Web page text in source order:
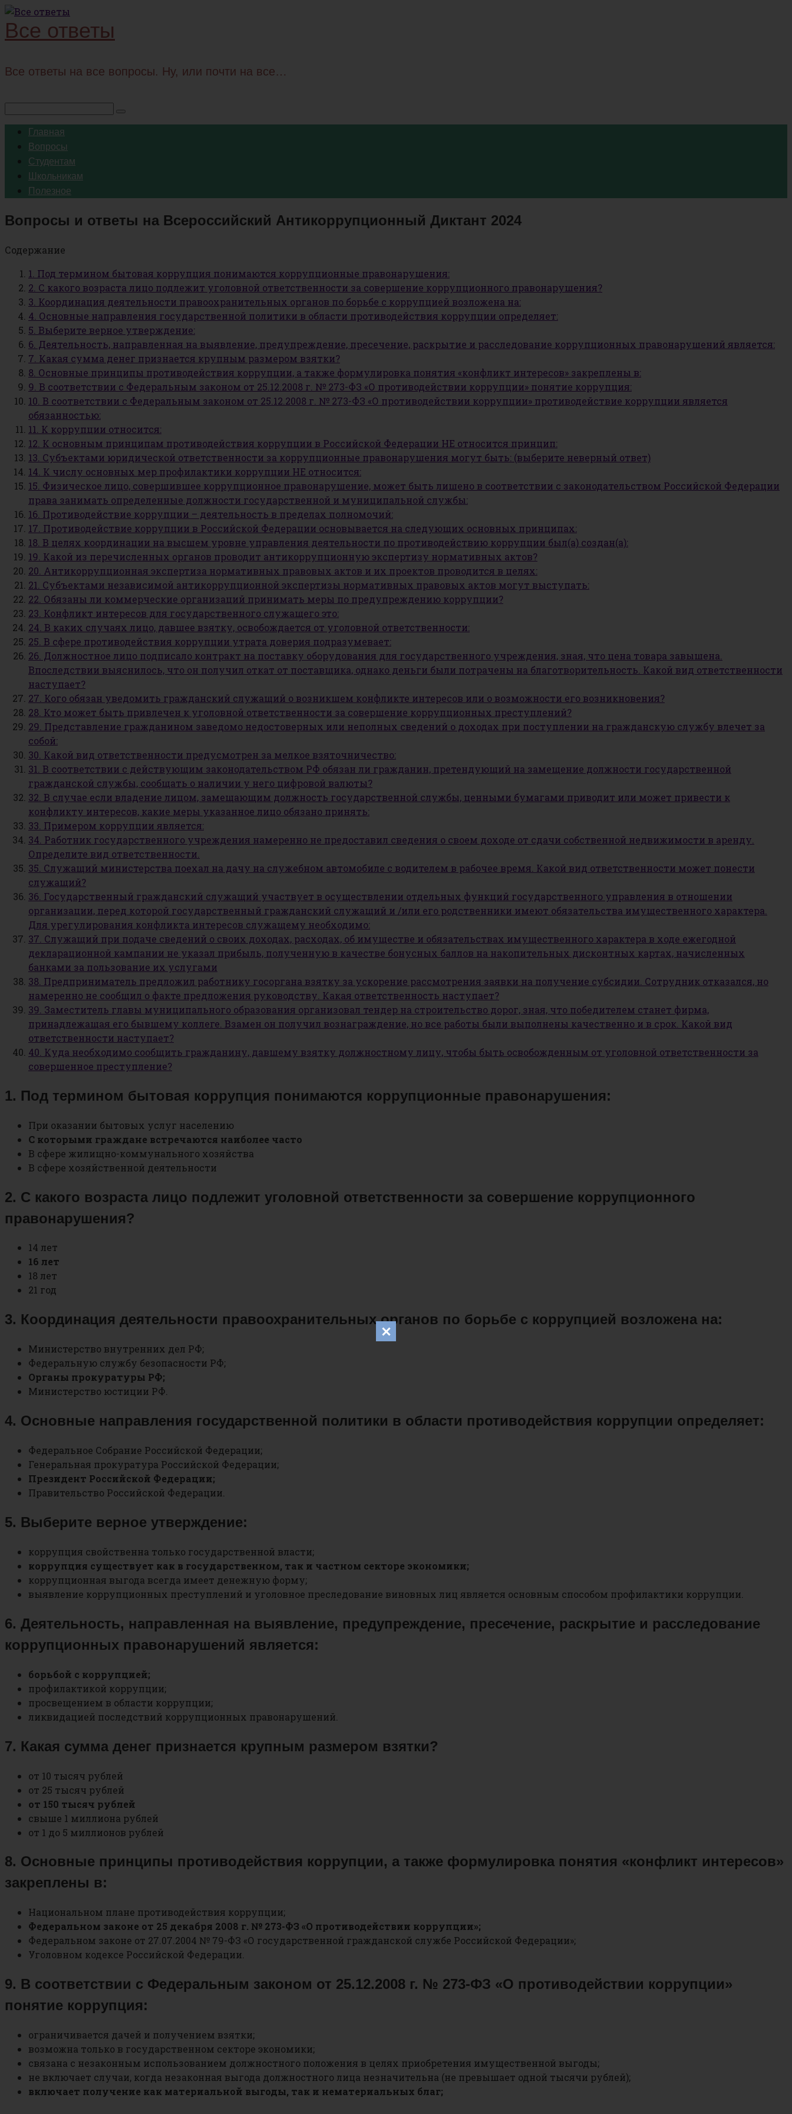
Перейти
к
контенту
Все ответы
Все ответы на все вопросы. Ну, или почти на все…
Поиск:
Главная
Вопросы
Студентам
Школьникам
Полезное
Вопросы и ответы на Всероссийский Антикоррупционный Диктант 2024
Содержание
1. Под термином бытовая коррупция понимаются коррупционные правонарушения:
2. С какого возраста лицо подлежит уголовной ответственности за совершение коррупционного правонарушения?
3. Координация деятельности правоохранительных органов по борьбе с коррупцией возложена на:
4. Основные направления государственной политики в области противодействия коррупции определяет:
5. Выберите верное утверждение:
6. Деятельность, направленная на выявление, предупреждение, пресечение, раскрытие и расследование коррупционных правонарушений является:
7. Какая сумма денег признается крупным размером взятки?
8. Основные принципы противодействия коррупции, а также формулировка понятия «конфликт интересов» закреплены в:
9. В соответствии с Федеральным законом от 25.12.2008 г. № 273-ФЗ «О противодействии коррупции» понятие коррупция:
10. В соответствии с Федеральным законом от 25.12.2008 г. № 273-ФЗ «О противодействии коррупции» противодействие коррупции является
обязанностью:
11. К коррупции относится:
12. К основным принципам противодействия коррупции в Российской Федерации НЕ относится принцип:
13. Субъектами юридической ответственности за коррупционные правонарушения могут быть: (выберите неверный ответ)
14. К числу основных мер профилактики коррупции НЕ относится:
15. Физическое лицо, совершившее коррупционное правонарушение, может быть лишено в соответствии с законодательством Российской Федерации
права занимать определенные должности государственной и муниципальной службы:
16. Противодействие коррупции – деятельность в пределах полномочий:
17. Противодействие коррупции в Российской Федерации основывается на следующих основных принципах:
18. В целях координации на высшем уровне управления деятельности по противодействию коррупции был(а) создан(а):
19. Какой из перечисленных органов проводит антикоррупционную экспертизу нормативных актов?
20. Антикоррупционная экспертиза нормативных правовых актов и их проектов проводится в целях:
21. Субъектами независимой антикоррупционной экспертизы нормативных правовых актов могут выступать:
22. Обязаны ли коммерческие организаций принимать меры по предупреждению коррупции?
23. Конфликт интересов для государственного служащего это:
24. В каких случаях лицо, давшее взятку, освобождается от уголовной ответственности:
25. В сфере противодействия коррупции утрата доверия подразумевает:
26. Должностное лицо подписало контракт на поставку оборудования для государственного учреждения, зная, что цена товара завышена.
Впоследствии выяснилось, что он получил откат от поставщика, однако деньги были потрачены на благотворительность. Какой вид ответственности
наступает?
27. Кого обязан уведомить гражданский служащий о возникшем конфликте интересов или о возможности его возникновения?
28. Кто может быть привлечен к уголовной ответственности за совершение коррупционных преступлений?
29. Представление гражданином заведомо недостоверных или неполных сведений о доходах при поступлении на гражданскую службу влечет за
собой:
30. Какой вид ответственности предусмотрен за мелкое взяточничество:
31. В соответствии с действующим законодательством РФ обязан ли гражданин, претендующий на замещение должности государственной
гражданской службы, сообщать о наличии у него цифровой валюты?
32. В случае если владение лицом, замещающим должность государственной службы, ценными бумагами приводит или может привести к
конфликту интересов, какие меры указанное лицо обязано принять:
33. Примером коррупции является:
34. Работник государственного учреждения намеренно не предоставил сведения о своем доходе от сдачи собственной недвижимости в аренду.
Определите вид ответственности.
35. Служащий министерства поехал на дачу на служебном автомобиле с водителем в рабочее время. Какой вид ответственности может понести
служащий?
36. Государственный гражданский служащий участвует в осуществлении отдельных функций государственного управления в отношении
организации, перед которой государственный гражданский служащий и /или его родственники имеют обязательства имущественного характера.
Для урегулирования конфликта интересов служащему необходимо:
37. Служащий при подаче сведений о своих доходах, расходах, об имуществе и обязательствах имущественного характера в ходе ежегодной
декларационной кампании не указал прибыль, полученную в качестве бонусных баллов на накопительных дисконтных картах, начисленных
банками за пользование их услугами
38. Предприниматель предложил работнику госоргана взятку за ускорение рассмотрения заявки на получение субсидии. Сотрудник отказался, но
намеренно не сообщил о факте предложения руководству. Какая ответственность наступает?
39. Заместитель главы муниципального образования организовал тендер на строительство дорог, зная, что победителем станет фирма,
принадлежащая его бывшему коллеге. Взамен он получил вознаграждение, но все работы были выполнены качественно и в срок. Какой вид
ответственности наступает?
40. Куда необходимо сообщить гражданину, давшему взятку должностному лицу, чтобы быть освобожденным от уголовной ответственности за
совершенное преступление?
1. Под термином бытовая коррупция понимаются коррупционные правонарушения:
При оказании бытовых услуг населению
С которыми граждане встречаются наиболее часто
В сфере жилищно-коммунального хозяйства
В сфере хозяйственной деятельности
2. С какого возраста лицо подлежит уголовной ответственности за совершение коррупционного
правонарушения?
14 лет
16 лет
18 лет
21 год
3. Координация деятельности правоохранительных органов по борьбе с коррупцией возложена на:
Министерство внутренних дел РФ;
Федеральную службу безопасности РФ;
Органы прокуратуры РФ;
Министерство юстиции РФ.
4. Основные направления государственной политики в области противодействия коррупции определяет:
Федеральное Собрание Российской Федерации;
Генеральная прокуратура Российской Федерации;
Президент Российской Федерации;
Правительство Российской Федерации.
5. Выберите верное утверждение:
коррупция свойственна только государственной власти;
коррупция существует как в государственном, так и частном секторе экономики;
коррупционная выгода всегда имеет денежную форму;
выявление коррупционных преступлений и уголовное преследование виновных лиц является основным способом профилактики коррупции.
6. Деятельность, направленная на выявление, предупреждение, пресечение, раскрытие и расследование
коррупционных правонарушений является:
борьбой с коррупцией;
профилактикой коррупции;
просвещением в области коррупции;
ликвидацией последствий коррупционных правонарушений.
7. Какая сумма денег признается крупным размером взятки?
от 10 тысяч рублей
от 25 тысяч рублей
от 150 тысяч рублей
свыше 1 миллиона рублей
от 1 до 5 миллионов рублей
8. Основные принципы противодействия коррупции, а также формулировка понятия «конфликт интересов»
закреплены в:
Национальном плане противодействия коррупции;
Федеральном законе от 25 декабря 2008 г. № 273-ФЗ «О противодействии коррупции»;
Федеральном законе от 27.07.2004 № 79-ФЗ «О государственной гражданской службе Российской Федерации»;
Уголовном кодексе Российской Федерации.
9. В соответствии с Федеральным законом от 25.12.2008 г. № 273-ФЗ «О противодействии коррупции»
понятие коррупция:
ограничивается дачей и получением взятки;
возможна только в государственном секторе экономики;
связана с незаконным использованием должностного положения в целях приобретения имущественной выгоды;
не включает случаи, когда незаконная выгода должностного лица незначительна (не превышает одной тысячи рублей);
включает получение как материальной выгоды, так и нематериальных благ;